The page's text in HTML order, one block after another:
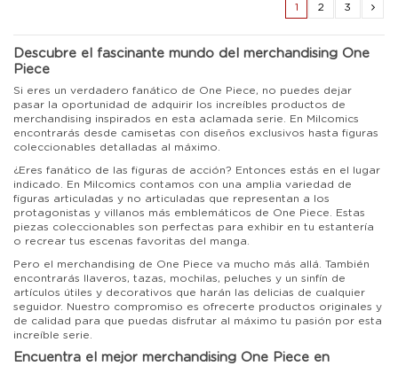
1 2 3
Descubre el fascinante mundo del merchandising One
Piece
Si eres un verdadero fanático de One Piece, no puedes dejar
pasar la oportunidad de adquirir los increíbles productos de
merchandising inspirados en esta aclamada serie. En Milcomics
encontrarás desde camisetas con diseños exclusivos hasta figuras
coleccionables detalladas al máximo.
¿Eres fanático de las figuras de acción? Entonces estás en el lugar
indicado. En Milcomics contamos con una amplia variedad de
figuras articuladas y no articuladas que representan a los
protagonistas y villanos más emblemáticos de One Piece. Estas
piezas coleccionables son perfectas para exhibir en tu estantería
o recrear tus escenas favoritas del manga.
Pero el merchandising de One Piece va mucho más allá. También
encontrarás llaveros, tazas, mochilas, peluches y un sinfín de
artículos útiles y decorativos que harán las delicias de cualquier
seguidor. Nuestro compromiso es ofrecerte productos originales y
de calidad para que puedas disfrutar al máximo tu pasión por esta
increíble serie.
Encuentra el mejor merchandising One Piece en